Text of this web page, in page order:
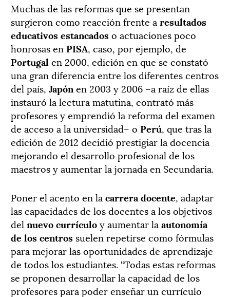
Muchas de las reformas que se presentan
surgieron como reacción frente a resultados
educativos estancadoso actuaciones poco
honrosas en PISA, caso, por ejemplo, de
Portugal en 2000, edición en que se constató
una gran diferencia entre los diferentes centros
del país, Japón en 2003 y 2006 –a raíz de ellas
instauró la lectura matutina, contrató más
profesores y emprendió la reforma del examen
de acceso a la universidad– o Perú, que tras la
edición de 2012 decidió prestigiar la docencia
mejorando el desarrollo profesional de los
maestros y aumentar la jornada en Secundaria.
Poner el acento en la carrera docente, adaptar
las capacidades de los docentes a los objetivos
del nuevo currículoy aumentar la autonomía
de los centros suelen repetirse como fórmulas
para mejorar las oportunidades de aprendizaje
de todos los estudiantes. “Todas estas reformas
se proponen desarrollar la capacidad de los
profesores para poder enseñar un currículo